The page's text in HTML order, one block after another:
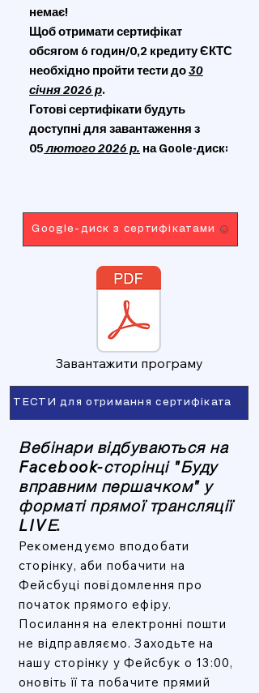
немає!
Щоб отримати сертифікат
обсягом 6 годин/0,2 кредиту ЄКТС
необхідно пройти тести до30
січня 2026 р.
Готові сертифікати будуть
доступні для завантаження з
05лютого 2026 р. на Goole-диск:
Google-диск з сертифікатами
Завантажити програму
ТЕСТИ для отримання сертифіката
Вебінари відбуваються на
Facebook-сторінці "Буду
вправним першачком" у
форматі прямої трансляції
LIVЕ.
Рекомендуємо вподобати
сторінку, аби побачити на
Фейсбуці повідомлення про
початок прямого ефіру.
Посилання на електронні пошти
не відправляємо. Заходьте на
нашу сторінку у Фейсбук о 13:00,
оновіть її та побачите прямий